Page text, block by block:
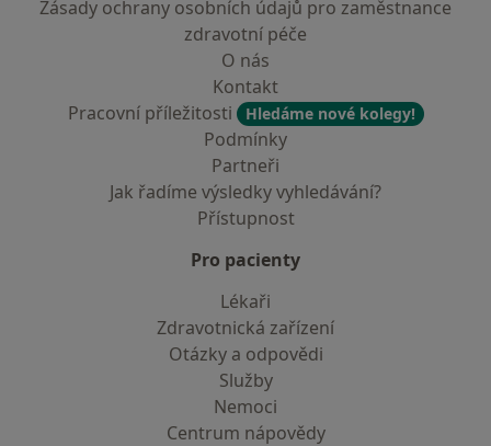
Zásady ochrany osobních údajů pro zaměstnance
zdravotní péče
O nás
Kontakt
Pracovní příležitosti
Hledáme nové kolegy!
Podmínky
Partneři
Jak řadíme výsledky vyhledávání?
Přístupnost
Pro pacienty
Lékaři
Zdravotnická zařízení
Otázky a odpovědi
Služby
Nemoci
Centrum nápovědy